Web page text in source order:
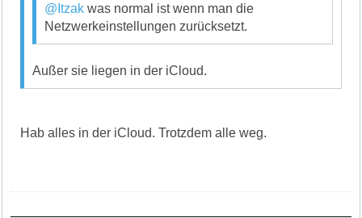
@Itzak was normal ist wenn man die
Netzwerkeinstellungen zurücksetzt.
Außer sie liegen in der iCloud.
Hab alles in der iCloud. Trotzdem alle weg.